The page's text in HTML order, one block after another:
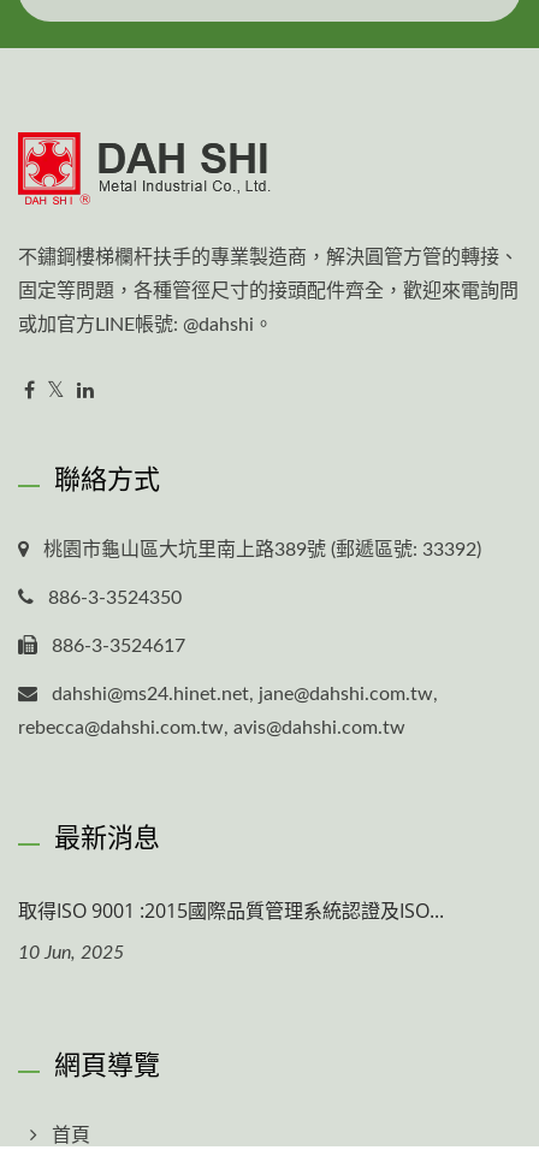
不鏽鋼樓梯欄杆扶手的專業製造商，解決圓管方管的轉接、
固定等問題，各種管徑尺寸的接頭配件齊全，歡迎來電詢問
或加官方LINE帳號: @dahshi。
聯絡方式
桃園市龜山區大坑里南上路389號 (郵遞區號: 33392)
886-3-3524350
886-3-3524617
dahshi@ms24.hinet.net, jane@dahshi.com.tw,
rebecca@dahshi.com.tw, avis@dahshi.com.tw
最新消息
取得ISO 9001 :2015國際品質管理系統認證及ISO...
10 Jun, 2025
網頁導覽
首頁